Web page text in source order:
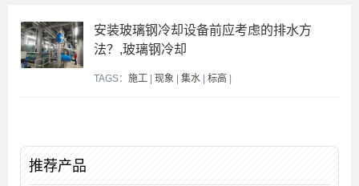
安装玻璃钢冷却设备前应考虑的排水方
法？,玻璃钢冷却
TAGS： 施工 | 现象 | 集水 | 标高 |
推荐产品